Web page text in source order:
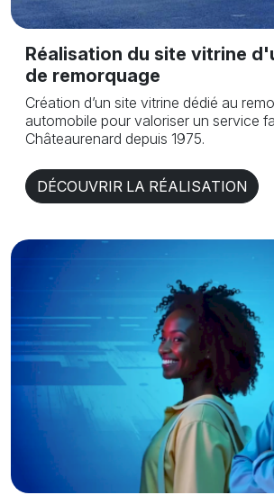
Réalisation du site vitrine
de remorquage
Création d’un site vitrine dédié au
automobile pour valoriser un service
Châteaurenard depuis 1975.
DÉCOUVRIR LA RÉALISATION